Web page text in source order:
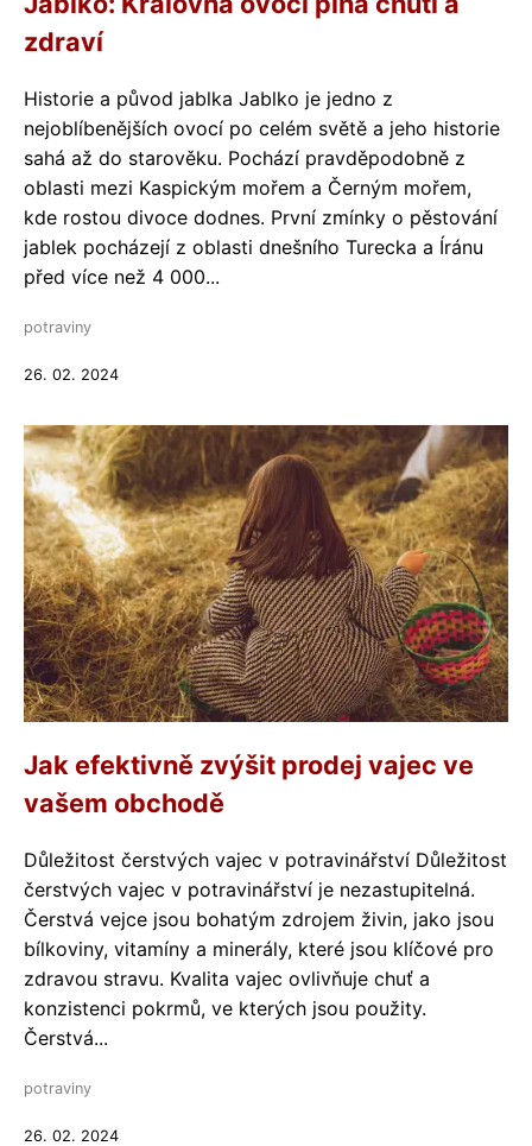
zdraví
Historie a původ jablka Jablko je jedno z
nejoblíbenějších ovocí po celém světě a jeho historie
sahá až do starověku. Pochází pravděpodobně z
oblasti mezi Kaspickým mořem a Černým mořem,
kde rostou divoce dodnes. První zmínky o pěstování
jablek pocházejí z oblasti dnešního Turecka a Íránu
před více než 4 000...
potraviny
26. 02. 2024
Jak efektivně zvýšit prodej vajec ve
vašem obchodě
Důležitost čerstvých vajec v potravinářství Důležitost
čerstvých vajec v potravinářství je nezastupitelná.
Čerstvá vejce jsou bohatým zdrojem živin, jako jsou
bílkoviny, vitamíny a minerály, které jsou klíčové pro
zdravou stravu. Kvalita vajec ovlivňuje chuť a
konzistenci pokrmů, ve kterých jsou použity.
Čerstvá...
potraviny
26. 02. 2024